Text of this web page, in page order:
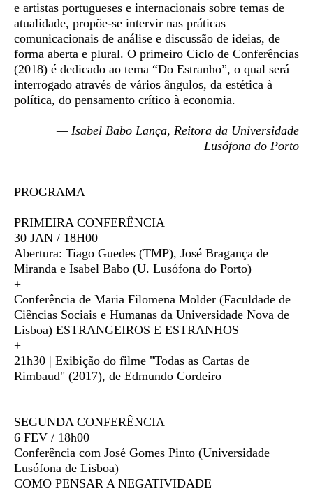
e artistas portugueses e internacionais sobre temas de
atualidade, propõe-se intervir nas práticas
comunicacionais de análise e discussão de ideias, de
forma aberta e plural. O primeiro Ciclo de Conferências
(2018) é dedicado ao tema “Do Estranho”, o qual será
interrogado através de vários ângulos, da estética à
política, do pensamento crítico à economia.
— Isabel Babo Lança, Reitora da Universidade
Lusófona do Porto
PROGRAMA
PRIMEIRA CONFERÊNCIA
30 JAN / 18H00
Abertura: Tiago Guedes (TMP), José Bragança de
Miranda e Isabel Babo (U. Lusófona do Porto)
+
Conferência de Maria Filomena Molder (Faculdade de
Ciências Sociais e Humanas da Universidade Nova de
Lisboa) ESTRANGEIROS E ESTRANHOS
+
21h30 | Exibição do filme "Todas as Cartas de
Rimbaud" (2017), de Edmundo Cordeiro
SEGUNDA CONFERÊNCIA
6 FEV / 18h00
Conferência com José Gomes Pinto (Universidade
Lusófona de Lisboa)
COMO PENSAR A NEGATIVIDADE